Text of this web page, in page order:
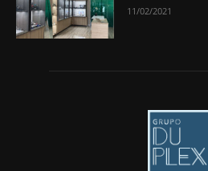
11/02/2021